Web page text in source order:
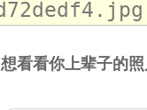
想看看你上辈子的